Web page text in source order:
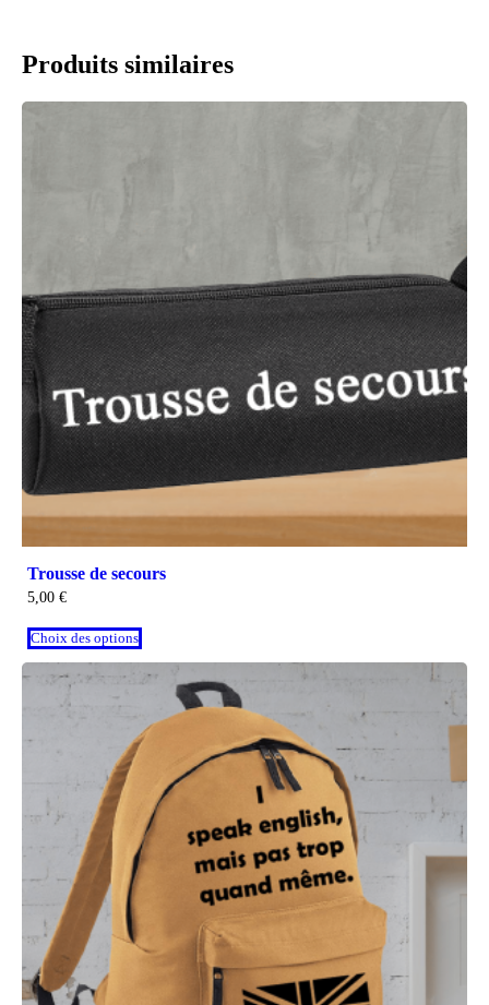
Produits similaires
Trousse de secours
5,00 €
Choix des options